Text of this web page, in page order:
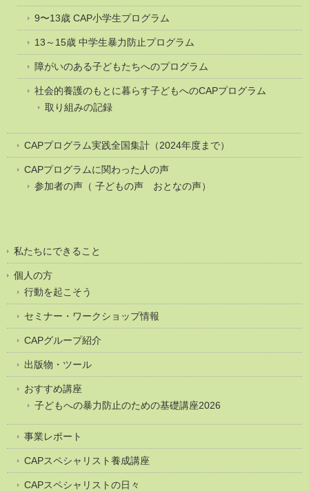
9〜13歳 CAP小学生プログラム
13～15歳 中学生暴力防止プログラム
障がいのある子どもたちへのプログラム
社会的養護のもとに暮らす子どもへのCAPプログラム
取り組みの記録
CAPプログラム実践全国集計（2024年度まで）
CAPプログラムに関わった人の声
参加者の声（ 子どもの声 おとなの声）
私たちにできること
個人の方
行動を起こそう
セミナー・ワークショップ情報
CAPグループ紹介
出版物・ツール
おすすめ講座
子どもへの暴力防止のための基礎講座2026
事業レポート
CAPスペシャリスト養成講座
CAPスペシャリストの日々